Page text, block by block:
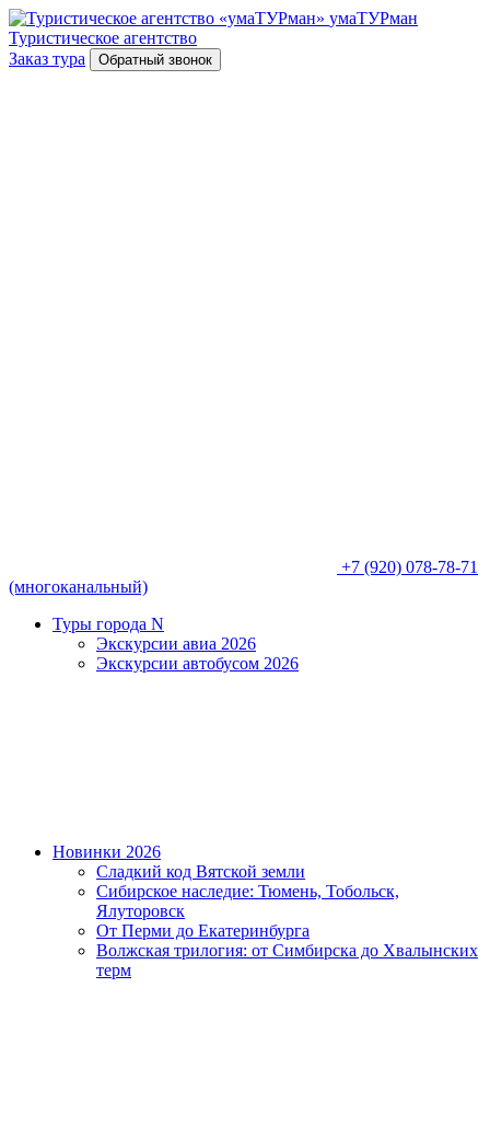
умаТУРман
Туристическое агентство
Заказ тура
Обратный звонок
+7 (920) 078-78-71
(многоканальный)
Туры города N
Экскурсии авиа 2026
Экскурсии автобусом 2026
Новинки 2026
Сладкий код Вятской земли
Сибирское наследие: Тюмень, Тобольск,
Ялуторовск
От Перми до Екатеринбурга
Волжская трилогия: от Симбирска до Хвалынских
терм